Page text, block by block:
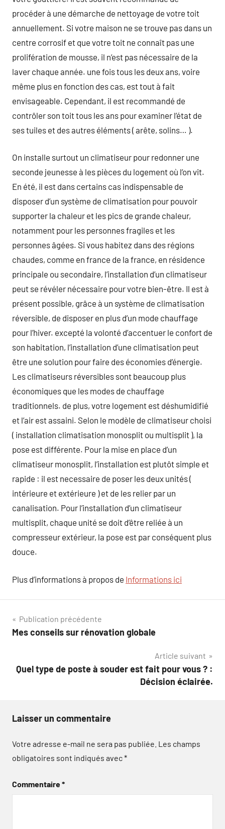
procéder à une démarche de nettoyage de votre toit
annuellement. Si votre maison ne se trouve pas dans un
centre corrosif et que votre toit ne connaît pas une
prolifération de mousse, il n’est pas nécessaire de la
laver chaque année. une fois tous les deux ans, voire
même plus en fonction des cas, est tout à fait
envisageable. Cependant, il est recommandé de
contrôler son toit tous les ans pour examiner l’état de
ses tuiles et des autres éléments ( arête, solins… ).
On installe surtout un climatiseur pour redonner une
seconde jeunesse à les pièces du logement où l’on vit.
En été, il est dans certains cas indispensable de
disposer d’un système de climatisation pour pouvoir
supporter la chaleur et les pics de grande chaleur,
notamment pour les personnes fragiles et les
personnes âgées. Si vous habitez dans des régions
chaudes, comme en france de la france, en résidence
principale ou secondaire, l’installation d’un climatiseur
peut se révéler nécessaire pour votre bien-être. Il est à
présent possible, grâce à un système de climatisation
réversible, de disposer en plus d’un mode chauffage
pour l’hiver. excepté la volonté d’accentuer le confort de
son habitation, l’installation d’une climatisation peut
être une solution pour faire des économies d’énergie.
Les climatiseurs réversibles sont beaucoup plus
économiques que les modes de chauffage
traditionnels. de plus, votre logement est déshumidifié
et l’air est assaini. Selon le modèle de climatiseur choisi
( installation climatisation monosplit ou multisplit ), la
pose est différente. Pour la mise en place d’un
climatiseur monosplit, l’installation est plutôt simple et
rapide : il est necessaire de poser les deux unités (
intérieure et extérieure ) et de les relier par un
canalisation. Pour l’installation d’un climatiseur
multisplit, chaque unité se doit d’être reliée à un
compresseur extérieur, la pose est par conséquent plus
douce.
Plus d’informations à propos de Informations ici
Navigation
de
Publication précédente
Mes conseils sur rénovation globale
Article suivant
Quel type de poste à souder est fait pour vous ? :
Décision éclairée.
Laisser un commentaire
Votre adresse e-mail ne sera pas publiée. Les champs
obligatoires sont indiqués avec*
Commentaire*